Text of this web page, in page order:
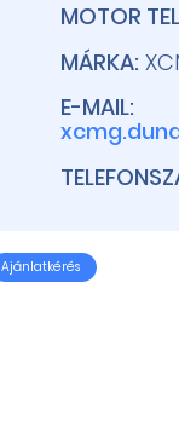
MOTOR
MÁRKA:
E-MAIL:
Ajánlatkérés